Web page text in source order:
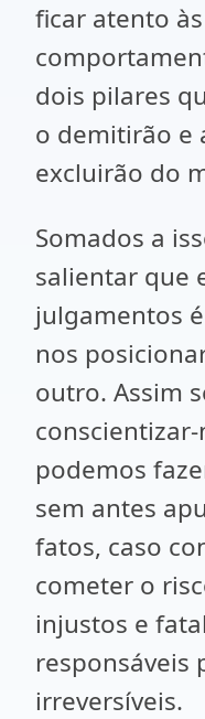
ficar atento
dois pilares
o demitirão e
excluirão do
Somados a
salientar que
julgamentos
nos
outro. Assim
podemos
sem antes
fatos, caso
cometer o
injustos e
responsáveis
irreversíveis.